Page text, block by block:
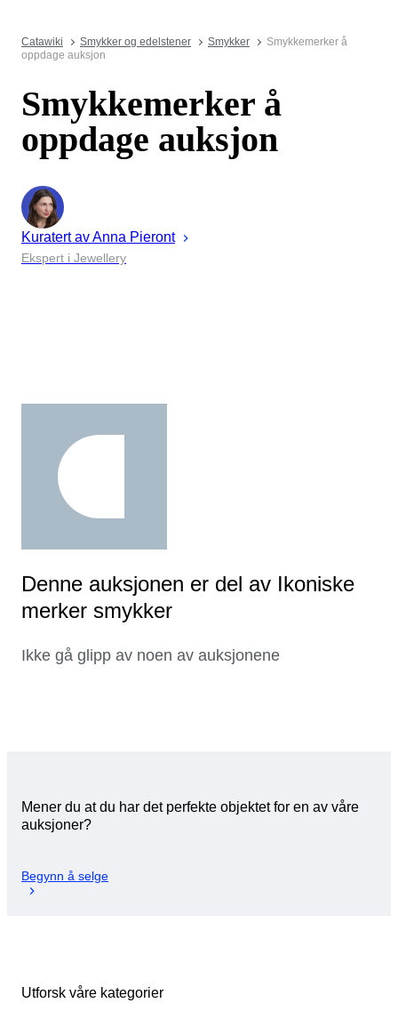
Catawiki Smykker og edelstener Smykker
Smykkemerker å
oppdage auksjon
Smykkemerker å
oppdage auksjon
Kuratert avAnna Pieront
Ekspert i Jewellery
Denne auksjonen er del av Ikoniske
merker smykker
Ikke gå glipp av noen av auksjonene
Mener du at du har det perfekte objektet for en av våre
auksjoner?
Begynn å selge
Utforsk våre kategorier